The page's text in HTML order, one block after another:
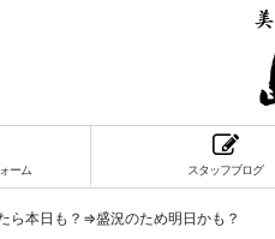
ーム スタッフブログ
ら本日も？⇒盛況のため明日かも？